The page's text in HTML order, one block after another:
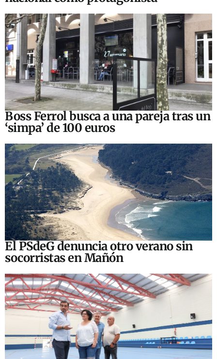
Boss Ferrol busca a una pareja tras un
‘simpa’ de 100 euros
El PSdeG denuncia otro verano sin
socorristas en Mañón